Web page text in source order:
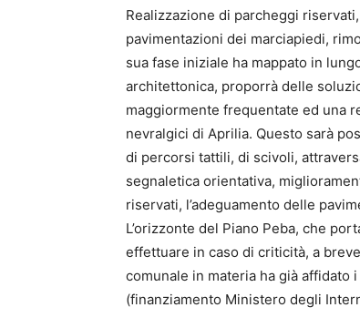
Realizzazione di parcheggi
pavimentazioni dei marciapiedi,
sua fase iniziale ha mappato in
architettonica, proporrà delle
maggiormente frequentate ed una
nevralgici di Aprilia. Questo sarà
di percorsi tattili, di scivoli,
segnaletica orientativa,
riservati, l’adeguamento delle
L’orizzonte del Piano Peba, che
effettuare in caso di criticità, a
comunale in materia ha già
(finanziamento Ministero degli